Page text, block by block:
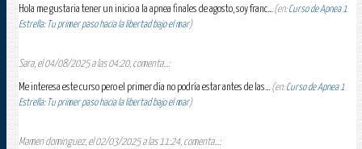
Hola me gustaria tener un inicio a la apnea finales de agosto, soy franc... (en:Curso de Apnea 1
Estrella: Tu primer paso hacia la libertad bajo el mar)
Sara, el 04/08/2025 a las 04:20, comenta...:
Me interesa este curso pero el primer día no podría estar antes de las... (en:Curso de Apnea 1
Estrella: Tu primer paso hacia la libertad bajo el mar)
Mamen dominguez, el 02/03/2025 a las 11:24, comenta...: